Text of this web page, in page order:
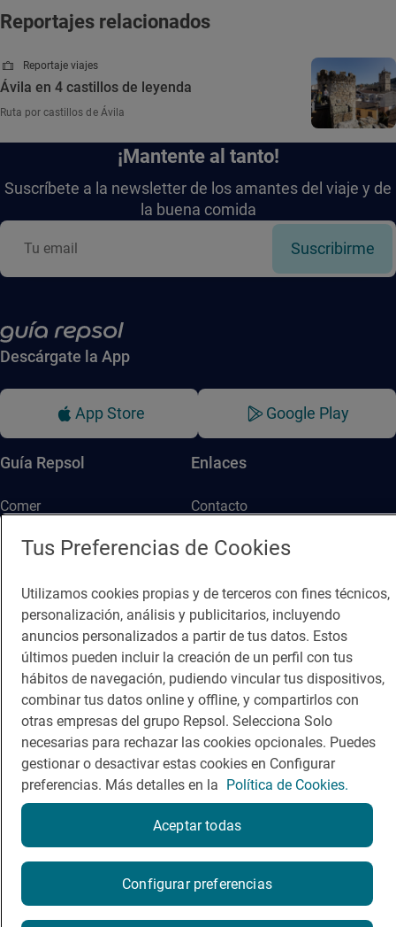
¿Quieres probarlo?
Por favor, contacta directamente con el restaurante.
Reportajes relacionados
Reportaje viajes
Ávila en 4 castillos de leyenda
Ruta por castillos de Ávila
¡Mantente al tanto!
Suscríbete a la newsletter de los amantes del viaje y de
la buena comida
Suscribirme
Descárgate la App
App Store Google Play
Guía Repsol
Comer
Viajar
Enlaces
Contacto
Sala de prensa
Política de privacidad Política de cookies Nota legal
Condiciones del servicio
© Repsol S.A. 2000- 2026
Tus Preferencias de Cookies
Utilizamos cookies propias y de terceros con fines técnicos,
personalización, análisis y publicitarios, incluyendo
anuncios personalizados a partir de tus datos. Estos
últimos pueden incluir la creación de un perfil con tus
hábitos de navegación, pudiendo vincular tus dispositivos,
combinar tus datos online y offline, y compartirlos con
otras empresas del grupo Repsol. Selecciona Solo
necesarias para rechazar las cookies opcionales. Puedes
gestionar o desactivar estas cookies en Configurar
preferencias. Más detalles en la Política de Cookies.
Configurar preferencias
Aceptar todas